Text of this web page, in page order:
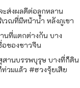
ะส่งผลดีต่อลูกหลาน
วณที่มีหน้าน้ำ หลังภูเขา
นที่แตกต่างกัน บาง
อของชาวจีน
านบรรพบุรุษ บางที่ก็ดิน
วมแล้ว #ฮวงจุ้ยเสีย